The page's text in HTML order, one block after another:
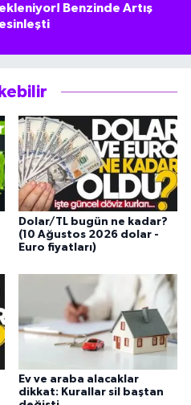
Benzinde Artış
Dolar/TL bugün ne kadar?
(10 Ağustos 2026 dolar -
Euro fiyatları)
Ev ve araba alacaklar
dikkat: Kurallar sil baştan